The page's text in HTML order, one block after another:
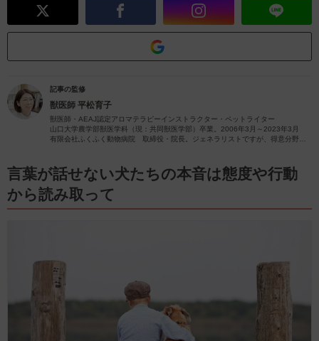
記事の監修
獣医師 平松育子
獣医師・AEAJ認定アロマテラピーインストラクター・ペットライター
山口大学農学部獣医学科（現：共同獣医学部）卒業。2006年3月～2023年3月
有限会社ふくふく動物病院 取締役・院長。ジェネラリストですが、得意分野は
むアロマに関する情報をお届けします。
言葉が話せない犬たちの本音は態度や行動
から読み取って